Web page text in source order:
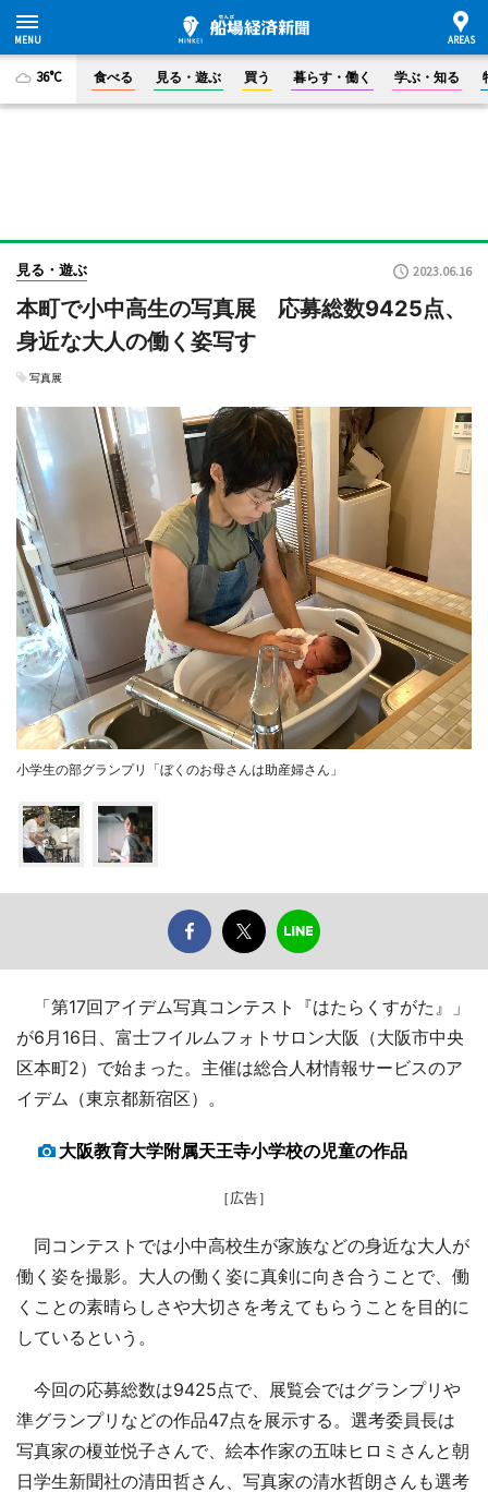
36°C 食べる 見る・遊ぶ 買う 暮らす・働く 学ぶ・知る
見る・遊ぶ 2023.06.16
本町で小中高生の写真展 応募総数9425点、
身近な大人の働く姿写す
写真展
小学生の部グランプリ「ぼくのお母さんは助産婦さん」
「第17回アイデム写真コンテスト『はたらくすがた』」
が6月16日、富士フイルムフォトサロン大阪（大阪市中央
区本町2）で始まった。主催は総合人材情報サービスのア
イデム（東京都新宿区）。
大阪教育大学附属天王寺小学校の児童の作品
［広告］
同コンテストでは小中高校生が家族などの身近な大人が
働く姿を撮影。大人の働く姿に真剣に向き合うことで、働
くことの素晴らしさや大切さを考えてもらうことを目的に
しているという。
今回の応募総数は9425点で、展覧会ではグランプリや
準グランプリなどの作品47点を展示する。選考委員長は
写真家の榎並悦子さんで、絵本作家の五味ヒロミさんと朝
日学生新聞社の清田哲さん、写真家の清水哲朗さんも選考